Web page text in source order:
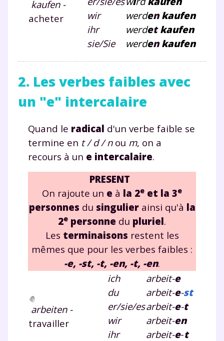
kaufen -
acheter
wir
ihr
sie/Sie
werdenkaufen
werdetkaufen
werdenkaufen
2. Les verbes faibles avec
un "e" intercalaire
Quand le radical d'un verbe faible se
termine en t / d / nou m, on a
recours à un e intercalaire.
PRESENT
On rajoute un e à la 2e et la 3e
personnes du singulierainsi qu'à la
2e personne du pluriel.
Les terminaisons restent les
mêmes que pour les verbes faibles :
-e, -st, -t, -en, -t, -en.
arbeiten -
travailler
ich
du
er/sie/es
wir
ihr
arbeit-e
arbeit-e-st
arbeit-e-t
arbeit-en
arbeit-e-t